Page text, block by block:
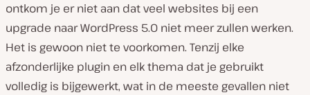
ontkom je er niet aan dat veel websites bij een
upgrade naar WordPress 5.0 niet meer zullen werken.
Het is gewoon niet te voorkomen. Tenzij elke
afzonderlijke plugin en elk thema dat je gebruikt
volledig is bijgewerkt, wat in de meeste gevallen niet